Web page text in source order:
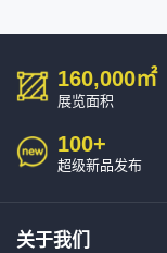
160,000㎡
展览面积
100+
超级新品发布
关于我们